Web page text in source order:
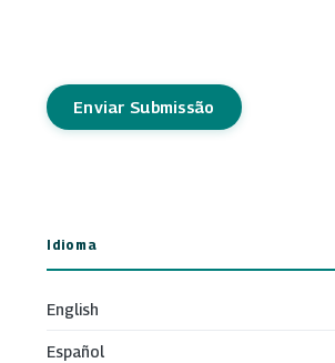
Enviar Submissão
Idioma
English
Español